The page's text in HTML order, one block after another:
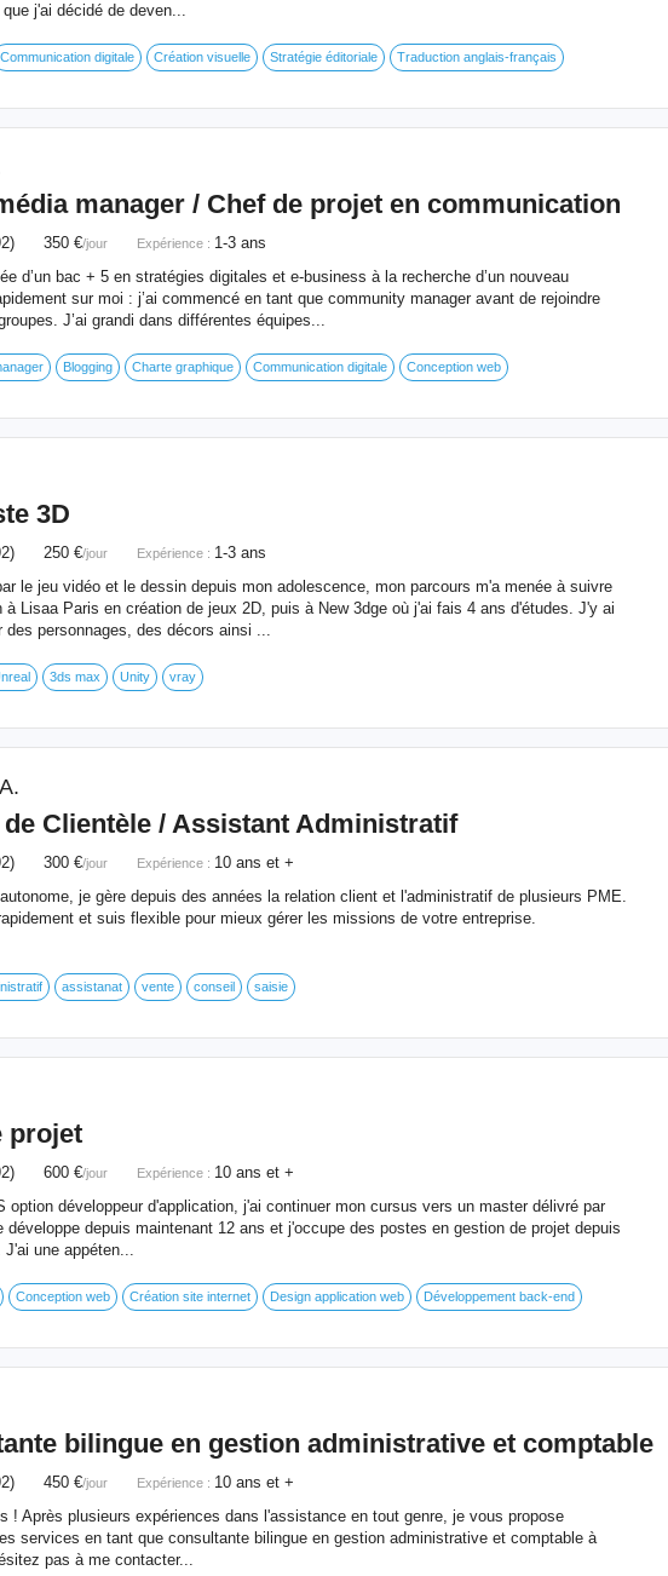
j'ai décidé de deven...
Communication digitale Création visuelle Stratégie éditoriale Traduction anglais-français
manager / Chef de projet en communication
350 €/jour Expérience : 1-3 ans
d’un bac + 5 en stratégies digitales et e-business à la recherche d’un nouveau
sur moi : j’ai commencé en tant que community manager avant de rejoindre
J’ai grandi dans différentes équipes...
Blogging Charte graphique Communication digitale Conception web
3D
250 €/jour Expérience : 1-3 ans
le jeu vidéo et le dessin depuis mon adolescence, mon parcours m'a menée à suivre
à Lisaa Paris en création de jeux 2D, puis à New 3dge où j'ai fais 4 ans d'études. J'y ai
des personnages, des décors ainsi ...
3ds max Unity vray
de Clientèle / Assistant Administratif
300 €/jour Expérience : 10 ans et +
je gère depuis des années la relation client et l'administratif de plusieurs PME.
et suis flexible pour mieux gérer les missions de votre entreprise.
assistanat vente conseil saisie
projet
600 €/jour Expérience : 10 ans et +
option développeur d'application, j'ai continuer mon cursus vers un master délivré par
développe depuis maintenant 12 ans et j'occupe des postes en gestion de projet depuis
J'ai une appéten...
Conception web Création site internet Design application web Développement back-end
bilingue en gestion administrative et comptable
450 €/jour Expérience : 10 ans et +
! Après plusieurs expériences dans l'assistance en tout genre, je vous propose
services en tant que consultante bilingue en gestion administrative et comptable à
pas à me contacter...